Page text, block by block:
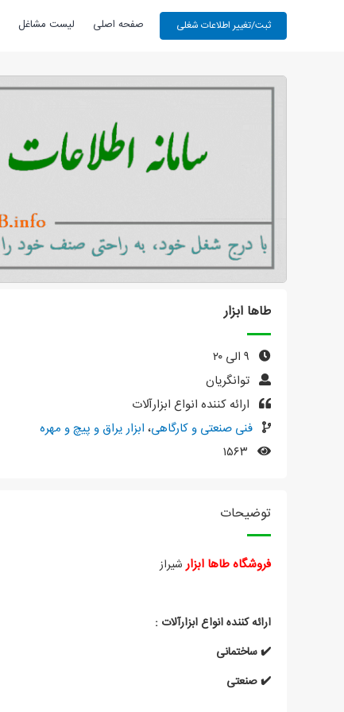
صفحه اصلی لیست مشاغل
طاها ابزار
توانگریان
ارائه کننده انواع ابزارآلات
فنی صنعتی و کارگاهی، ابزار یراق و پیچ و مهره
توضیحات
فروشگاه طاها ابزارشیراز
ارائه کننده انواع ابزارآلات :
✔️ ساختمانی
✔️ صنعتی